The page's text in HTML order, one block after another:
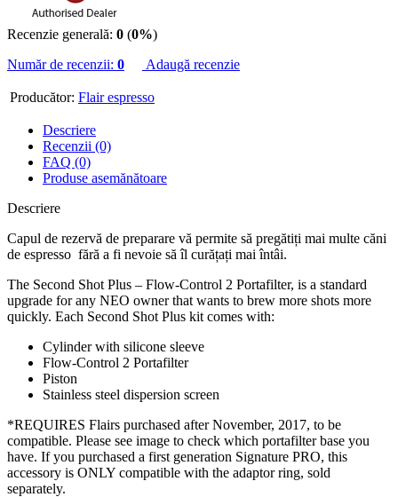
Recenzie generală: 0 (0%)
Număr de recenzii: 0 Adaugă recenzie
Producător: Flair espresso
Descriere
Recenzii (0)
FAQ (0)
Produse asemănătoare
Descriere
Capul de rezervă de preparare vă permite să pregătiți mai multe căni
de espresso fără a fi nevoie să îl curățați mai întâi.
The Second Shot Plus – Flow-Control 2 Portafilter, is a standard
upgrade for any NEO owner that wants to brew more shots more
quickly. Each Second Shot Plus kit comes with:
Cylinder with silicone sleeve
Flow-Control 2 Portafilter
Piston
Stainless steel dispersion screen
*REQUIRES Flairs purchased after November, 2017, to be
compatible. Please see image to check which portafilter base you
have. If you purchased a first generation Signature PRO, this
accessory is ONLY compatible with the adaptor ring, sold
separately.